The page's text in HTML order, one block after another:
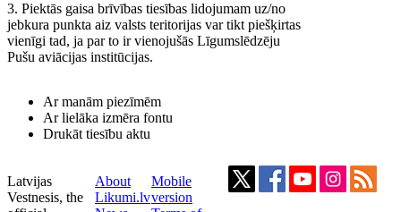
3. Piektās gaisa brīvības tiesības lidojumam uz/no
jebkura punkta aiz valsts teritorijas var tikt piešķirtas
vienīgi tad, ja par to ir vienojušās Līgumslēdzēju
Pušu aviācijas institūcijas.
Ar manām piezīmēm
Ar lielāka izmēra fontu
Drukāt tiesību aktu
Latvijas
Vestnesis, the
About
Likumi.lv
Mobile
version